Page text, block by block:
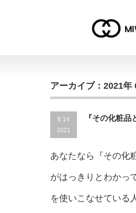
アーカイブ：2021年
6.14
2021
『その化粧品
あなたなら『その化
がはっきりとわかっ
を使いこなせている